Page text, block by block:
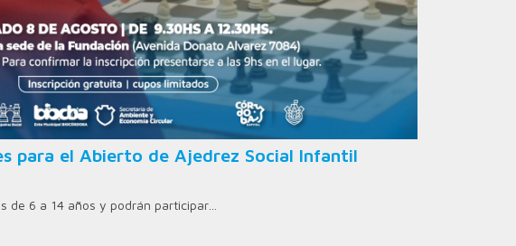
para el Abierto de Ajedrez Social Infantil
de 6 a 14 años y podrán participar…